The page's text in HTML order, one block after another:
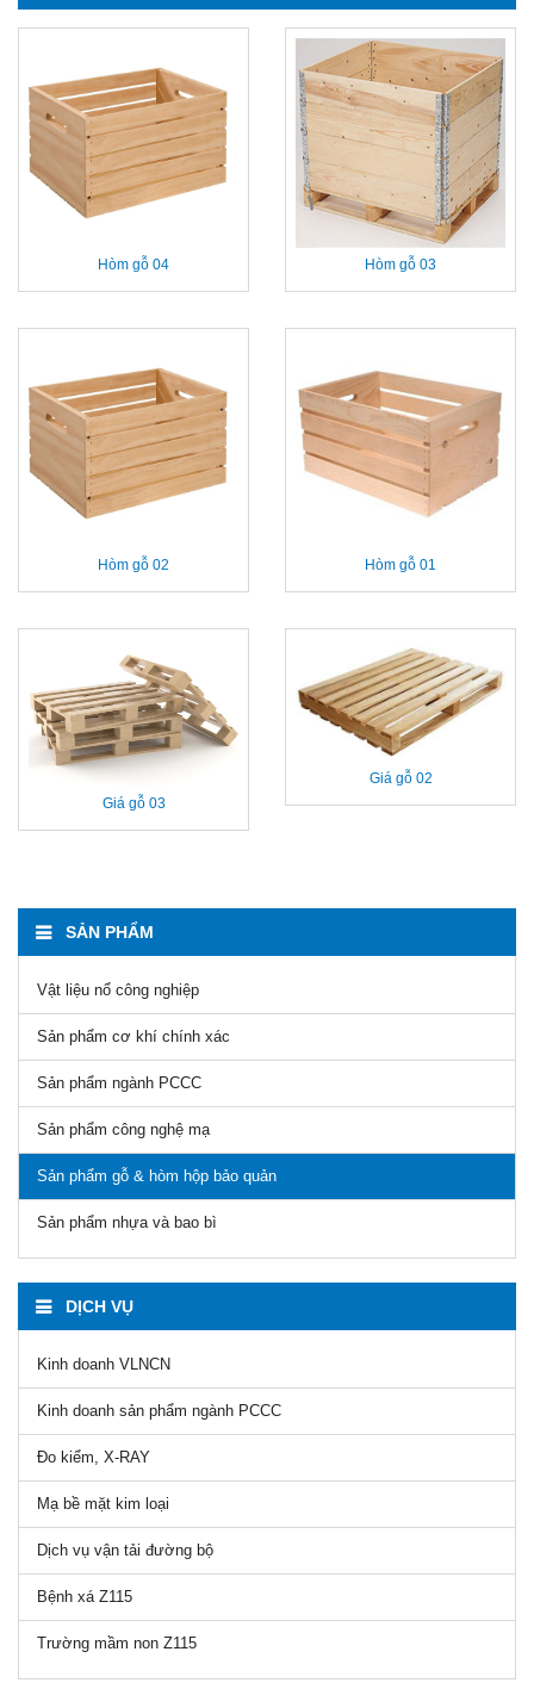
Hòm gỗ 04 Hòm gỗ 03
Hòm gỗ 02 Hòm gỗ 01
Giá gỗ 03
Giá gỗ 02
SẢN PHẨM
Vật liệu nổ công nghiệp
Sản phẩm cơ khí chính xác
Sản phẩm ngành PCCC
Sản phẩm công nghệ mạ
Sản phẩm gỗ & hòm hộp bảo quản
Sản phẩm nhựa và bao bì
DỊCH VỤ
Kinh doanh VLNCN
Kinh doanh sản phẩm ngành PCCC
Đo kiểm, X-RAY
Mạ bề mặt kim loại
Dịch vụ vận tải đường bộ
Bệnh xá Z115
Trường mầm non Z115